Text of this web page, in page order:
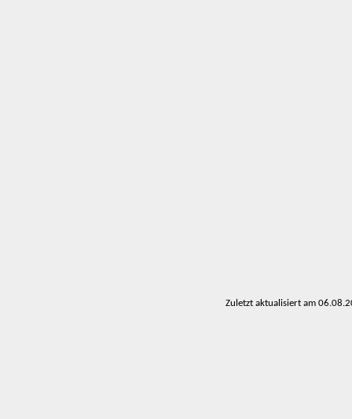
Zuletzt aktualisiert am